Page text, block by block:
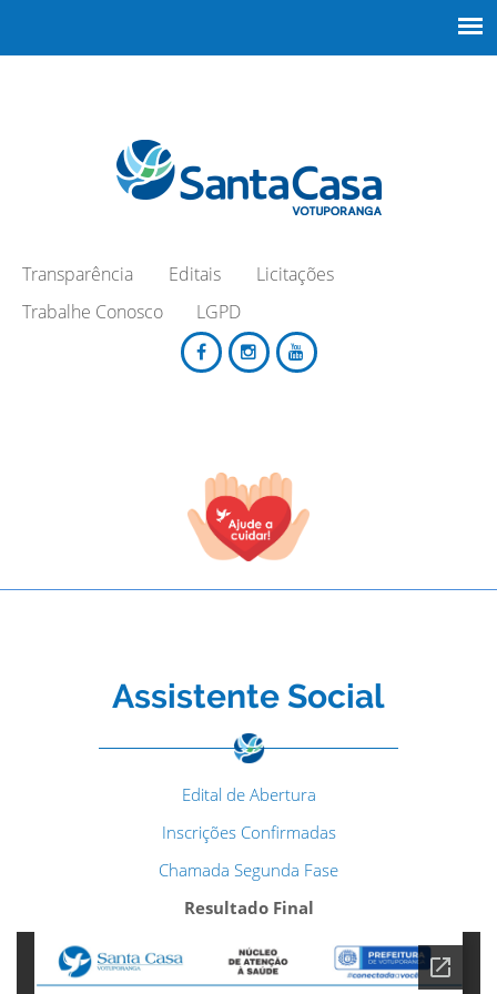
Transparência Editais
Licitações
Trabalhe Conosco
LGPD
TODOS OS CAMPOS SÃO OBRIGATÓRIOS.
Assistente Social
Edital de Abertura
Inscrições Confirmadas
Chamada Segunda Fase
Resultado Final